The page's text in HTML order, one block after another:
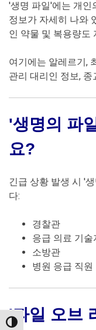
TOGGLE HIGH
'생명 파일'에는 개인
정보가 자세히 나와
인 약물 및 복용량도
여기에는 알레르기,
관리 대리인 정보,
'생명의 파
요?
긴급 상황 발생 시 '
다:
경찰관
응급 의료 기술
소방관
병원 응급 직원
'파일 오브